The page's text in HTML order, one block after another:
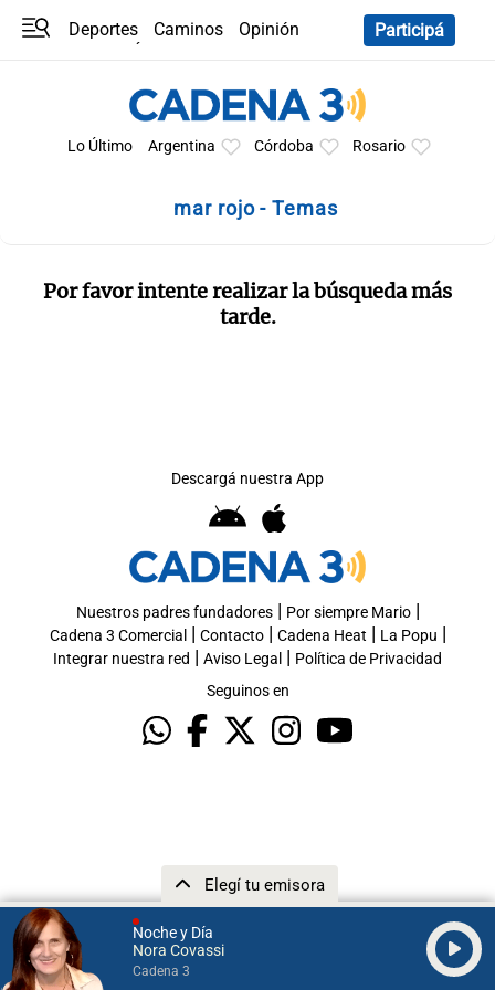
Noche y Día
Nora Covassi
Cadena 3
Elegí tu emisora
Deportes Caminos
Opinión
Participá
Lo Último Argentina Córdoba Rosario
mar rojo - Temas
Por favor intente realizar la búsqueda más
tarde.
Descargá nuestra App
Nuestros padres fundadores| Por siempre Mario|
Cadena 3 Comercial | Contacto| Cadena Heat | La Popu |
Integrar nuestra red | Aviso Legal | Política de Privacidad
Seguinos en